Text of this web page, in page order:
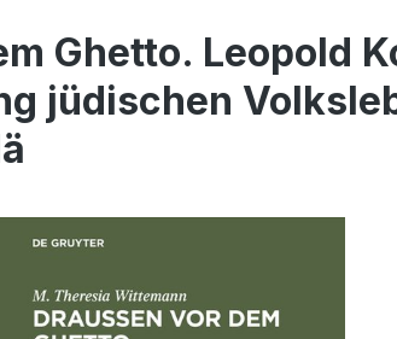
Ghetto. Leopold
jüdischen